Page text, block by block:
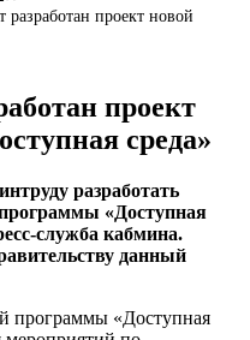
разработан проект новой
проект
среда»
разработать
«Доступная
служба кабмина.
данный
программы «Доступная